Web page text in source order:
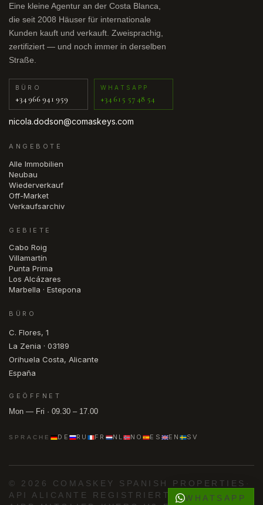
Eine kleine Agentur an der Costa Blanca,
die seit 2008 Häuser für internationale
Kunden kauft und verkauft. Zweisprachig,
zertifiziert — und noch immer in derselben
Straße.
BÜRO
+34 966 941 959
WHATSAPP
+34 615 57 48 54
nicola.dodson@comaskeys.com
ANGEBOTE
Alle Immobilien
Neubau
Wiederverkauf
Off-Market
Verkaufsarchiv
GEBIETE
Cabo Roig
Villamartín
Punta Prima
Los Alcázares
Marbella · Estepona
BÜRO
C. Flores, 1
La Zenia · 03189
Orihuela Costa, Alicante
España
GEÖFFNET
Mon — Fri · 09.30 – 17.00
SPRACHE DE RU FR NL NO ES EN SV
© 2026 COMASKEY SPANISH PROPERTIES
API ALICANTE REGISTRIERT
·
WHATSAPP